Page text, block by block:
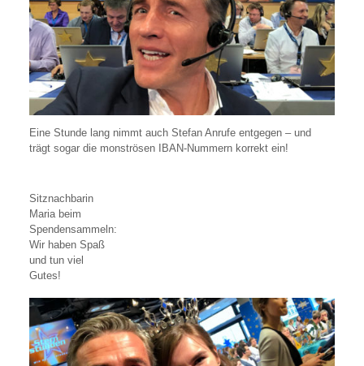
Eine Stunde lang nimmt auch Stefan Anrufe entgegen – und
trägt sogar die monströsen IBAN-Nummern korrekt ein!
Sitznachbarin
Maria beim
Spendensammeln:
Wir haben Spaß
und tun viel
Gutes!